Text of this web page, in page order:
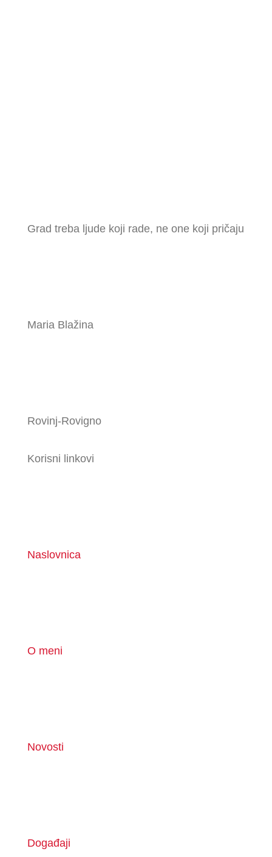
Grad treba ljude koji rade, ne one koji pričaju
Maria Blažina
Rovinj-Rovigno
Korisni linkovi
Naslovnica
O meni
Novosti
Događaji